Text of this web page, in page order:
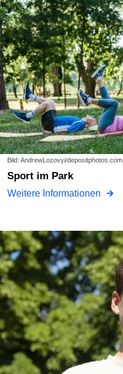
Bild: AndrewLozovyi/depositphotos.com
Sport im Park
Weitere Informationen